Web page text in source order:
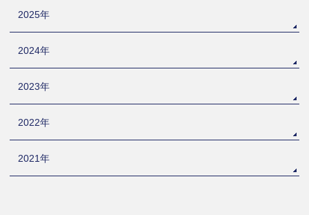
2025年
2024年
2023年
2022年
2021年